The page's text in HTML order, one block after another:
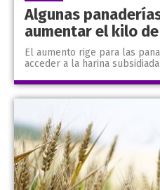
Algunas
aumentar el kilo
El aumento rige para las
acceder a la harina subsidiada.